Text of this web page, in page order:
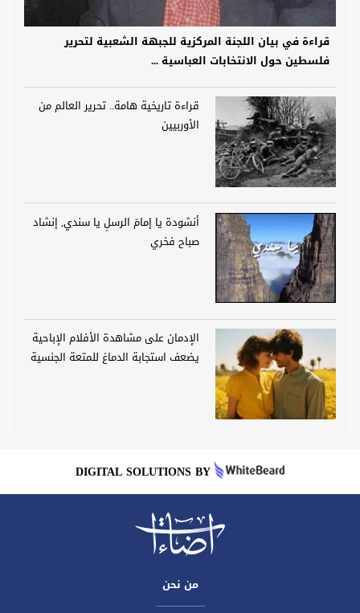
قراءة في بيان اللجنة المركزية للجبهة الشعبية لتحرير
فلسطين حول الانتخابات العباسية ...
قراءة تاريخية هامة.. تحرير العالم من
الأوربيين
أنشودة يا إمامَ الرسلِ يا سندي, إنشاد
صباح فخري
الإدمان على مشاهدة الأفلام الإباحية
يضعف استجابة الدماغ للمتعة الجنسية
DIGITAL SOLUTIONS BY
من نحن